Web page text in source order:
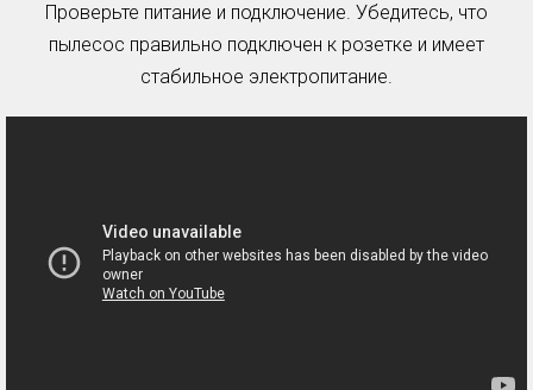
Проверьте питание и подключение. Убедитесь, что
пылесос правильно подключен к розетке и имеет
стабильное электропитание.